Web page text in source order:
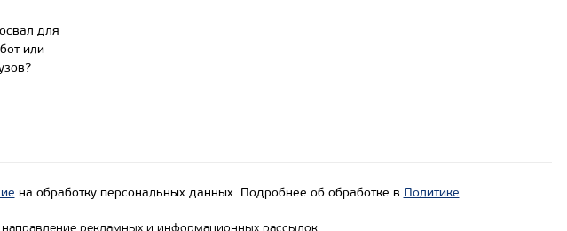
для
или
на обработку персональных данных. Подробнее об обработке в Политике